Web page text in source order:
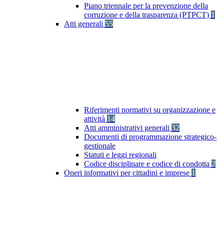
Piano triennale per la prevenzione della
corruzione e della trasparenza (PTPCT) 1
Atti generali 55
Riferimenti normativi su organizzazione e
attività 14
Atti amministrativi generali 32
Documenti di programmazione strategico-
gestionale
Statuti e leggi regionali
Codice disciplinare e codice di condotta 2
Oneri informativi per cittadini e imprese 1